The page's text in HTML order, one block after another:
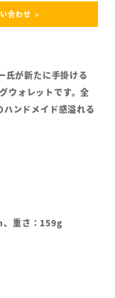
合わせ
氏が新たに手掛ける
ウォレットです。全
ンドメイド感溢れる
重さ：159g